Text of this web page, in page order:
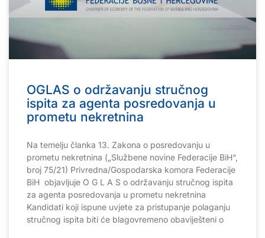
OGLAS o održavanju stručnog
ispita za agenta posredovanja u
prometu nekretnina
Na temelju članka 13. Zakona o posredovanju u
prometu nekretnina („Službene novine Federacije BiH“,
broj 75/21) Privredna/Gospodarska komora Federacije
BiH objavljuje O G L A S o održavanju stručnog ispita
za agenta posredovanja u prometu nekretnina
Kandidati koji ispune uvjete za pristupanje polaganju
stručnog ispita biti će blagovremeno obaviješteni o